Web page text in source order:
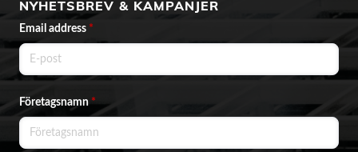
NYHETSBREV & KAMPANJER
Email address *
Företagsnamn*